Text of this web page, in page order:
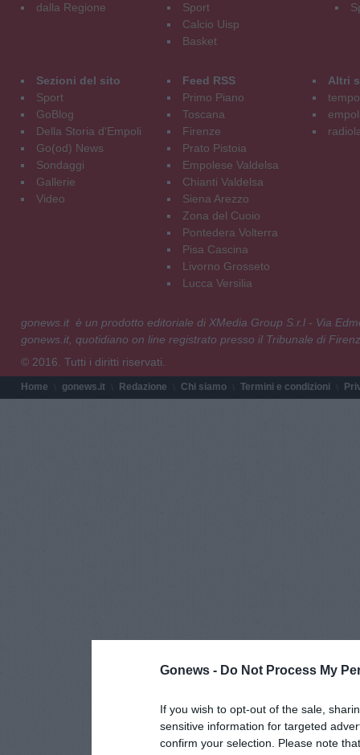
Gonews - Do Not Process My
If you wish to opt-out of the sale,
sensitive information for targeted
confirm your selection. Please note
dalla Regione
Sport
Calcio Uisp
Basket
Sezioni del sito
Sport
GoBlog
Della Storia d'Empoli
Go(od) News
Sondaggi
Gallerie
Video
Feed RSS
Primo Piano
Toscana
Firenze
Prato Pistoia
Empolese Valdelsa
Chianti Valdelsa
Siena Arezzo
Zona del Cuoio
Pontedera Volterra
Pisa Cascina
Livorno Grosseto
Lucca Versilia
Altri
gonews.it è un prodotto editoriale di XMedia Group S.r.l - Via
gonews.it, quotidiano on line registrato presso il Tribunale di
© 2016. Tutti i diritti riservati.
Home gonews.it Redazione Chi siamo Termini e condizioni